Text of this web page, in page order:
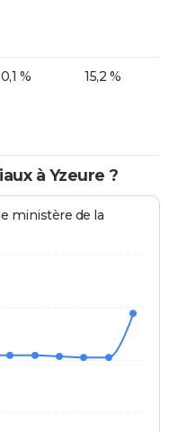
% 15,2 %
à Yzeure ?
ministère de la